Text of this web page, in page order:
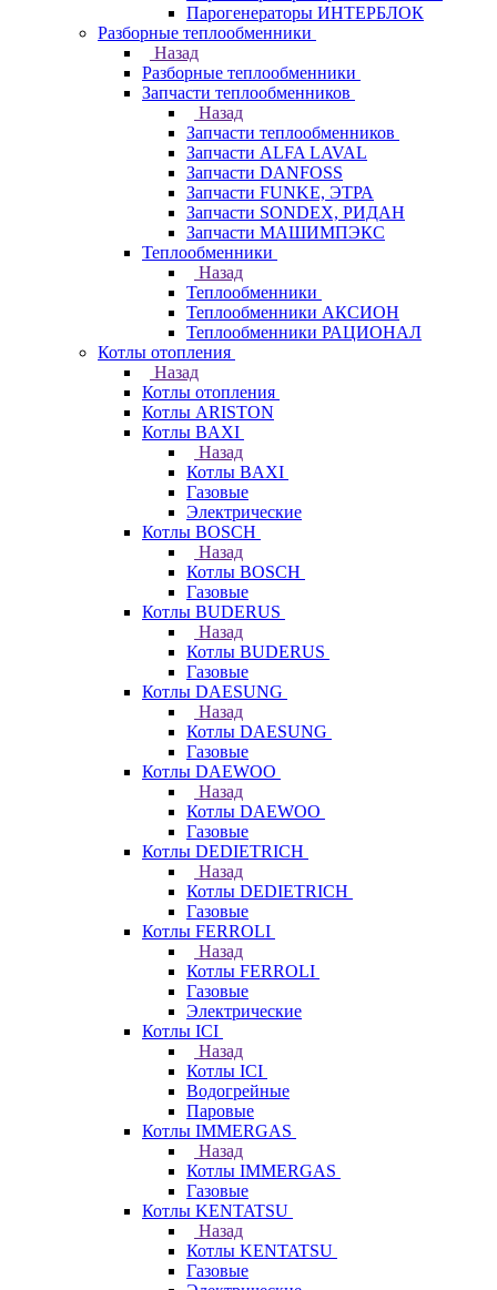
Парогенераторы ИНТЕРБЛОК
Разборные теплообменники
Назад
Разборные теплообменники
Запчасти теплообменников
Назад
Запчасти теплообменников
Запчасти ALFA LAVAL
Запчасти DANFOSS
Запчасти FUNKE, ЭТРА
Запчасти SONDEX, РИДАН
Запчасти МАШИМПЭКС
Теплообменники
Назад
Теплообменники
Теплообменники АКСИОН
Теплообменники РАЦИОНАЛ
Котлы отопления
Назад
Котлы отопления
Котлы ARISTON
Котлы BAXI
Назад
Котлы BAXI
Газовые
Электрические
Котлы BOSCH
Назад
Котлы BOSCH
Газовые
Котлы BUDERUS
Назад
Котлы BUDERUS
Газовые
Котлы DAESUNG
Назад
Котлы DAESUNG
Газовые
Котлы DAEWOO
Назад
Котлы DAEWOO
Газовые
Котлы DEDIETRICH
Назад
Котлы DEDIETRICH
Газовые
Котлы FERROLI
Назад
Котлы FERROLI
Газовые
Электрические
Котлы ICI
Назад
Котлы ICI
Водогрейные
Паровые
Котлы IMMERGAS
Назад
Котлы IMMERGAS
Газовые
Котлы KENTATSU
Назад
Котлы KENTATSU
Газовые